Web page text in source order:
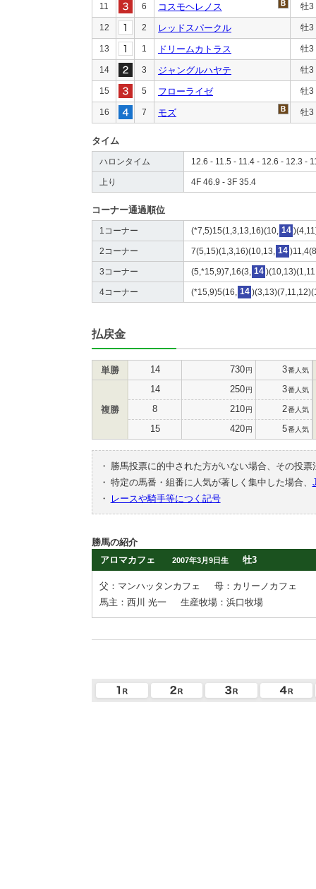
11 6 コスモヘレノス 牡3
12 2 レッドスパークル 牡3
13 1 ドリームカトラス 牡3
14 3 ジャングルハヤテ 牡3
15 5 フローライゼ 牡3
16 7 モズ 牡3
タイム
ハロンタイム 12.6 - 11.5 - 11.4 - 12.6 - 12.3 -
上り 4F 46.9 - 3F 35.4
コーナー通過順位
1コーナー (*7,5)15(1,3,13,16)(10, 14
2コーナー 7(5,15)(1,3,16)(10,13, 14
3コーナー (5,*15,9)7,16(3, 14
4コーナー (*15,9)5(16, 14
払戻金
単勝 14 730円 3番人気
複勝
14 250円 3番人気
8 210円 2番人気
15 420円 5番人気
・
勝馬投票に的中された方がいない場合、その投
・ 特定の馬番・組番に人気が著しく集中した場合、
・
レースや騎手等につく記号
勝馬の紹介
アロマカフェ
2007年3月9日生 牡3
父：マンハッタンカフェ
母：カリーノカフェ
馬主：西川 光一
生産牧場：浜口牧場